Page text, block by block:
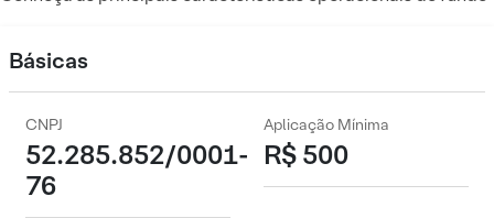
Básicas
CNPJ
52.285.852/0001-
76
Aplicação Mínima
R$ 500